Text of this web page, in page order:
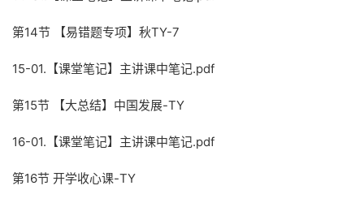
第14节 【易错题专项】秋TY-7
15-01.【课堂笔记】主讲课中笔记.pdf
第15节 【大总结】中国发展-TY
16-01.【课堂笔记】主讲课中笔记.pdf
第16节 开学收心课-TY